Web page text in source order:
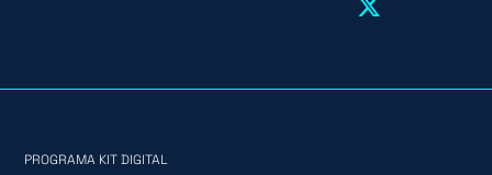
PROGRAMA KIT DIGITAL